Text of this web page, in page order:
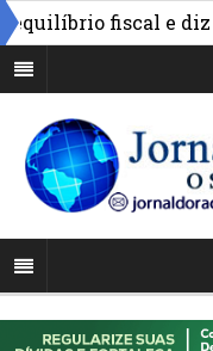
fiscal e diz